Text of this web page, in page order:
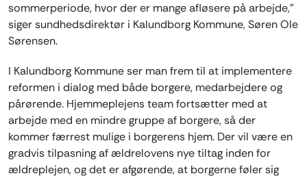
sommerperiode, hvor der er mange afløsere på arbejde,"
siger sundhedsdirektør i Kalundborg Kommune, Søren Ole
Sørensen.
I Kalundborg Kommune ser man frem til at implementere
reformen i dialog med både borgere, medarbejdere og
pårørende. Hjemmeplejens team fortsætter med at
arbejde med en mindre gruppe af borgere, så der
kommer færrest mulige i borgerens hjem. Der vil være en
gradvis tilpasning af ældrelovens nye tiltag inden for
ældreplejen, og det er afgørende, at borgerne føler sig